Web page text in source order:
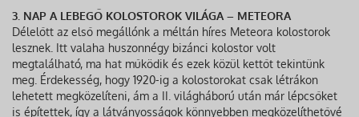
3. NAP A LEBEGŐ KOLOSTOROK VILÁGA – METEORA
Délelőtt az első megállónk a méltán híres Meteora kolostorok
lesznek. Itt valaha huszonnégy bizánci kolostor volt
megtalálható, ma hat működik és ezek közül kettőt tekintünk
meg. Érdekesség, hogy 1920-ig a kolostorokat csak létrákon
lehetett megközelíteni, ám a II. világháború után már lépcsőket
is építettek, így a látványosságok könnyebben megközelíthetővé